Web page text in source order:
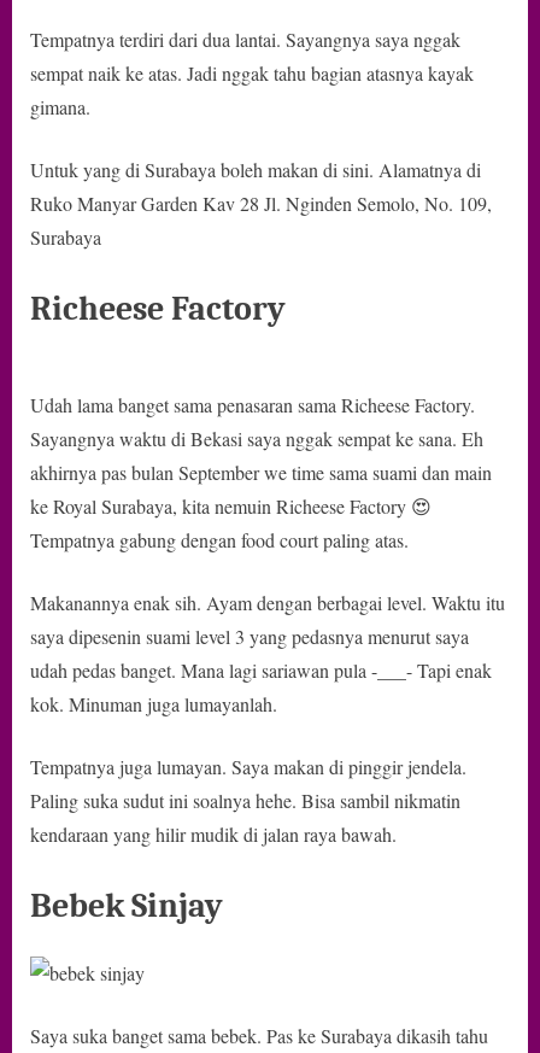
Tempatnya terdiri dari dua lantai. Sayangnya saya nggak
sempat naik ke atas. Jadi nggak tahu bagian atasnya kayak
gimana.
Untuk yang di Surabaya boleh makan di sini. Alamatnya di
Ruko Manyar Garden Kav 28 Jl. Nginden Semolo, No. 109,
Surabaya
Richeese Factory
Udah lama banget sama penasaran sama Richeese Factory.
Sayangnya waktu di Bekasi saya nggak sempat ke sana. Eh
akhirnya pas bulan September we time sama suami dan main
ke Royal Surabaya, kita nemuin Richeese Factory 😍
Tempatnya gabung dengan food court paling atas.
Makanannya enak sih. Ayam dengan berbagai level. Waktu itu
saya dipesenin suami level 3 yang pedasnya menurut saya
udah pedas banget. Mana lagi sariawan pula -___- Tapi enak
kok. Minuman juga lumayanlah.
Tempatnya juga lumayan. Saya makan di pinggir jendela.
Paling suka sudut ini soalnya hehe. Bisa sambil nikmatin
kendaraan yang hilir mudik di jalan raya bawah.
Bebek Sinjay
Saya suka banget sama bebek. Pas ke Surabaya dikasih tahu